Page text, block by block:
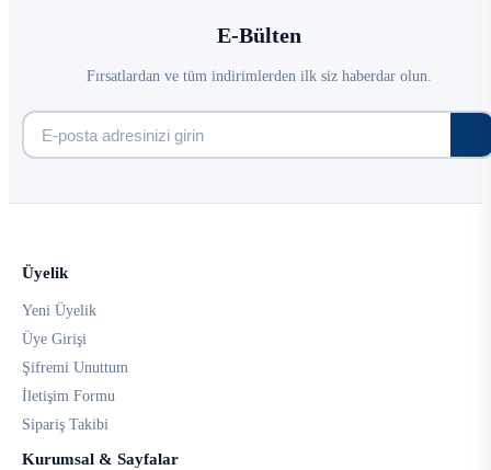
E-Bülten
Fırsatlardan ve tüm indirimlerden ilk siz haberdar olun.
Üyelik
Yeni Üyelik
Üye Girişi
Şifremi Unuttum
İletişim Formu
Sipariş Takibi
Kurumsal & Sayfalar